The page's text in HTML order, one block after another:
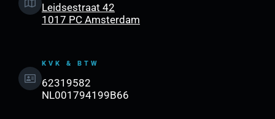
Leidsestraat 42
1017 PC Amsterdam
KVK & BTW
62319582
NL001794199B66